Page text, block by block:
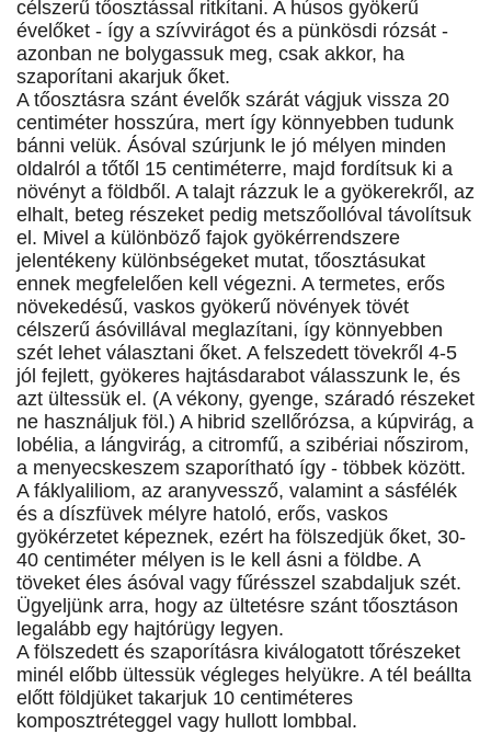
célszerű tőosztással ritkítani. A húsos gyökerű
évelőket - így a szívvirágot és a pünkösdi rózsát -
azonban ne bolygassuk meg, csak akkor, ha
szaporítani akarjuk őket.
A tőosztásra szánt évelők szárát vágjuk vissza 20
centiméter hosszúra, mert így könnyebben tudunk
bánni velük. Ásóval szúrjunk le jó mélyen minden
oldalról a tőtől 15 centiméterre, majd fordítsuk ki a
növényt a földből. A talajt rázzuk le a gyökerekről, az
elhalt, beteg részeket pedig metszőollóval távolítsuk
el. Mivel a különböző fajok gyökérrendszere
jelentékeny különbségeket mutat, tőosztásukat
ennek megfelelően kell végezni. A termetes, erős
növekedésű, vaskos gyökerű növények tövét
célszerű ásóvillával meglazítani, így könnyebben
szét lehet választani őket. A felszedett tövekről 4-5
jól fejlett, gyökeres hajtásdarabot válasszunk le, és
azt ültessük el. (A vékony, gyenge, száradó részeket
ne használjuk föl.) A hibrid szellőrózsa, a kúpvirág, a
lobélia, a lángvirág, a citromfű, a szibériai nőszirom,
a menyecskeszem szaporítható így - többek között.
A fáklyaliliom, az aranyvessző, valamint a sásfélék
és a díszfüvek mélyre hatoló, erős, vaskos
gyökérzetet képeznek, ezért ha fölszedjük őket, 30-
40 centiméter mélyen is le kell ásni a földbe. A
töveket éles ásóval vagy fűrésszel szabdaljuk szét.
Ügyeljünk arra, hogy az ültetésre szánt tőosztáson
legalább egy hajtórügy legyen.
A fölszedett és szaporításra kiválogatott tőrészeket
minél előbb ültessük végleges helyükre. A tél beállta
előtt földjüket takarjuk 10 centiméteres
komposztréteggel vagy hullott lombbal.